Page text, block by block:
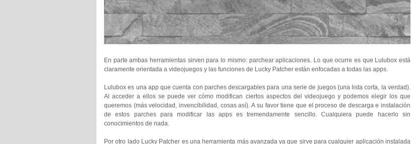
En parte ambas herramientas sirven para lo mismo: parchear aplicaciones. Lo que ocurre es que Lulubox está
claramente orientada a videojuegos y las funciones de Lucky Patcher están enfocadas a todas las apps.
Lulubox es una app que cuenta con parches descargables para una serie de juegos (una lista corta, la verdad).
Al acceder a ellos se puede ver cómo modifican ciertos aspectos del videojuego y podemos elegir los que
queremos (más velocidad, invencibilidad, cosas así). A su favor tiene que el proceso de descarga e instalación
de estos parches para modificar las apps es tremendamente sencillo. Cualquiera puede hacerlo sin
conocimientos de nada.
Por otro lado Lucky Patcher es una herramienta más avanzada ya que sirve para cualquier aplicación instalada